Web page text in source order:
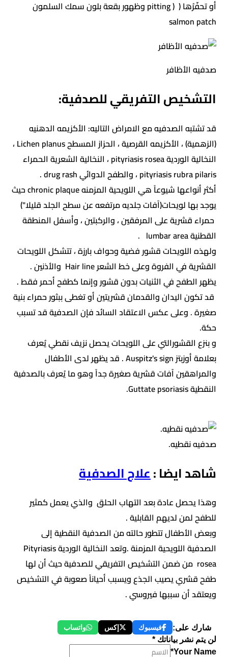
أو تحفّرُها ( ( pitting وظهور بقعة بلون سمك السلمون
salmon patch
صدفيه الأظافر
التشخيص التفريقي للصدفية:
قد تشتبه الصدفيه مع الامراض التاليه: الأكزيمه الدهنيه
(الزهمية) ، الأكزيمه القرصية ، الحزاز المسطح Lichen planus ،
النخالية الوردية pityriasis rosea ، النخالية الشعرية الحمراء
pityriasis rubra pilaris ، والطفح الدوائي drug rash .
أكثر أنواعها شيوعاً هي اللويحية المزمنه chronic plaque حيث
يوجد بها لويحات(آفات جلديه مرتفعه عن سطح الجلد قليلا")
حمراء قشرية على المرفقين ، والركبتين ، وأسفل المنطقة
القطنية lumbar area .
ولهذه اللويحات قشور فضية وحواف بارزة ، تتشكل اللويحات
القشرية في الفروة وعلى خط الشعر Hair line والأذنين .
يظهر الطفح في الثنيات بدون قشور وإنما كطفح أحمر فقط .
قد تكون اليدان والقدمان قشريتين أو تغطى ببثور حمراء بنية
صغيرة . وعلى عكس الاعتقاد السائد فإن الصدفية قد تسبب
حكة.
و بنزع القشورالتي على اللويحات يحصل نزيف نقطي يُعرف
بعلامة أوزبتز Auspitz's sign . قد يظهر لدى الأطفال
والمراهقين آفات قشرية صغيرة جداً وهو ما يُعرف بالصدفية
النقطية Guttate psoriasis.
صدفيه نقطيه.
شاهد ايضا :علاج الصدفية
وهذا يحصل عادة بعد التهاب الحلق والذي يعمل كمثير
للطفح لمن لديهم القابلية .
وبعض الأطفال تتطور حالته من الصدفية النقطية إلى
الصدفية اللويحية المزمنة .وتعد النخالية الوردية Pityriasis
rosea من ضمن التشخيص التفريقي للصدفية حيث أن لها
طفح قشري يصيب الجذع ويسبب أحياناً صعوبة في التشخيص
ويعتقد أن سببها فيروسي .
شارك على: فيسبوك إكس واتساب
لن يتم نشر بياناتك *
Your Name*